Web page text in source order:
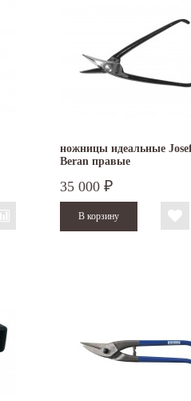
ножницы идеальные
Beran правые
35 000 ₽